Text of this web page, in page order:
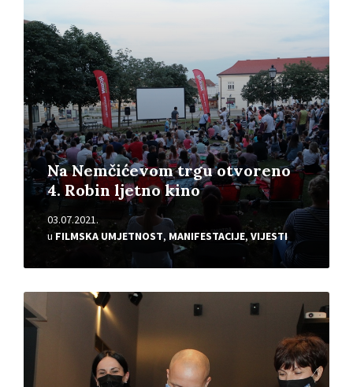
Na Nemčićevom trgu otvoreno
4. Robin ljetno kino
03.07.2021.
uFILMSKA UMJETNOST, MANIFESTACIJE, VIJESTI
Pročitajte
više